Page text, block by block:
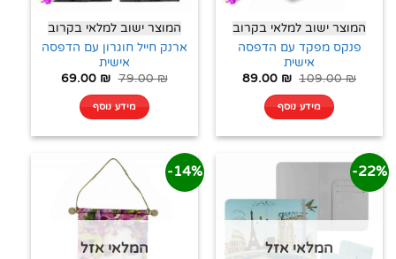
המוצר ישוב למלאי בקרוב
פנקס מפקד עם הדפסה
אישית
109.00₪
89.00 ₪
מידע נוסף
המוצר ישוב למלאי בקרוב
ארנק חייל חוגרון עם הדפסה
אישית
79.00₪
69.00 ₪
מידע נוסף
22%-
המלאי אזל
14%-
המלאי אזל